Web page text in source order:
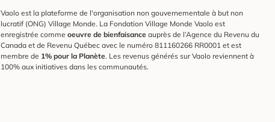
Vaolo est la plateforme de l'organisation non gouvernementale à but non
lucratif (ONG) Village Monde. La Fondation Village Monde Vaolo est
enregistrée comme oeuvre de bienfaisance auprès de l’Agence du Revenu du
Canada et de Revenu Québec avec le numéro 811160266 RR0001 et est
membre de 1% pour la Planète. Les revenus générés sur Vaolo reviennent à
100% aux initiatives dans les communautés.